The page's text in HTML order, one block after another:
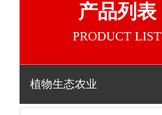
产品列表
PRODUCT LIST
植物生态农业